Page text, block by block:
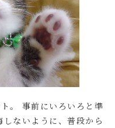
。 事前にいろいろと準
ないように、普段から